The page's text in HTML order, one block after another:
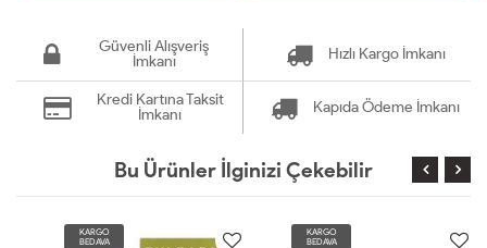
Güvenli Alışveriş
İmkanı
Hızlı Kargo İmkanı
Kredi Kartına Taksit
İmkanı
Kapıda Ödeme İmkanı
Bu Ürünler İlginizi Çekebilir
KARGO
BEDAVA
KARGO
BEDAVA